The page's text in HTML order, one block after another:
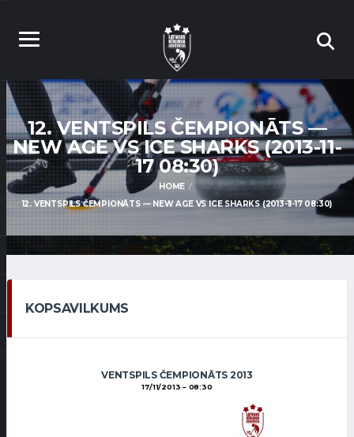
12. VENTSPILS ČEMPIONĀTS —
NEW AGE VS ICE SHARKS (2013-11-
17 08:30)
HOME
12. VENTSPILS ČEMPIONĀTS — NEW AGE VS ICE SHARKS (2013-11-17 08:30)
KOPSAVILKUMS
VENTSPILS ČEMPIONĀTS 2013
17/11/2013 08:30